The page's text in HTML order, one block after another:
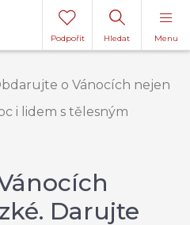
Menu
Hledat
Podpořit
o Vánocích nejen
i lidem s tělesným
Darujte